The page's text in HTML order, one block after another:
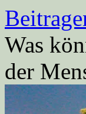
Zum
Inhalt
springen
Was
der